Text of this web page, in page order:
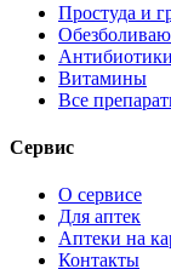
Простуда и
Антибиотики
Витамины
Все
Сервис
О сервисе
Для аптек
Аптеки на
Контакты